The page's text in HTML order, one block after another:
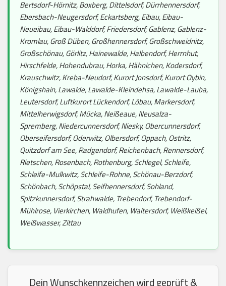
Bertsdorf-Hörnitz, Boxberg, Dittelsdorf, Dürrhennersdorf,
Ebersbach-Neugersdorf, Eckartsberg, Eibau, Eibau-
Neueibau, Eibau-Walddorf, Friedersdorf, Gablenz, Gablenz-
Kromlau, Groß Düben, Großhennersdorf, Großschweidnitz,
Großschönau, Görlitz, Hainewalde, Halbendorf, Herrnhut,
Hirschfelde, Hohendubrau, Horka, Hähnichen, Kodersdorf,
Krauschwitz, Kreba-Neudorf, Kurort Jonsdorf, Kurort Oybin,
Königshain, Lawalde, Lawalde-Kleindehsa, Lawalde-Lauba,
Leutersdorf, Luftkurort Lückendorf, Löbau, Markersdorf,
Mittelherwigsdorf, Mücka, Neißeaue, Neusalza-
Spremberg, Niedercunnersdorf, Niesky, Obercunnersdorf,
Oberseifersdorf, Oderwitz, Olbersdorf, Oppach, Ostritz,
Quitzdorf am See, Radgendorf, Reichenbach, Rennersdorf,
Rietschen, Rosenbach, Rothenburg, Schlegel, Schleife,
Schleife-Mulkwitz, Schleife-Rohne, Schönau-Berzdorf,
Schönbach, Schöpstal, Seifhennersdorf, Sohland,
Spitzkunnersdorf, Strahwalde, Trebendorf, Trebendorf-
Mühlrose, Vierkirchen, Waldhufen, Waltersdorf, Weißkeißel,
Weißwasser, Zittau
Dein Wunschkennzeichen wird geprüft &